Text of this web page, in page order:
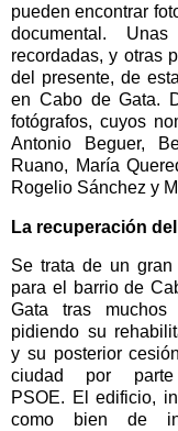
pueden encontrar
documental.
recordadas, y otras
del presente, de
en Cabo de Gata.
fotógrafos, cuyos
Antonio Beguer,
Ruano, María
Rogelio Sánchez y
La recuperación
Se trata de un gran
para el barrio de
Gata tras muchos
pidiendo su
y su posterior
ciudad por
PSOE. El edificio,
como bien de